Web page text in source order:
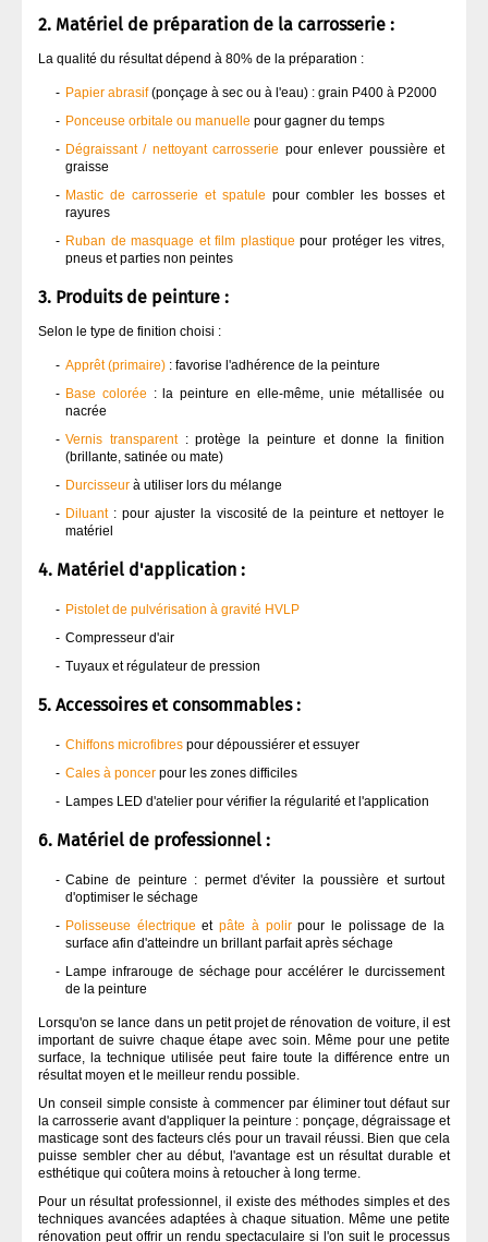
2. Matériel de préparation de la carrosserie :
La qualité du résultat dépend à 80% de la préparation :
Papier abrasif(ponçage à sec ou à l'eau) : grain P400 à P2000
Ponceuse orbitale ou manuelle pour gagner du temps
Dégraissant / nettoyant carrosserie pour enlever poussière et
graisse
Mastic de carrosserie et spatule pour combler les bosses et
rayures
Ruban de masquage et film plastique pour protéger les vitres,
pneus et parties non peintes
3. Produits de peinture :
Selon le type de finition choisi :
Apprêt (primaire) : favorise l'adhérence de la peinture
Base colorée : la peinture en elle-même, unie métallisée ou
nacrée
Vernis transparent: protège la peinture et donne la finition
(brillante, satinée ou mate)
Durcisseur à utiliser lors du mélange
Diluant : pour ajuster la viscosité de la peinture et nettoyer le
matériel
4. Matériel d'application :
Pistolet de pulvérisation à gravité HVLP
Compresseur d'air
Tuyaux et régulateur de pression
5. Accessoires et consommables :
Chiffons microfibres pour dépoussiérer et essuyer
Cales à poncer pour les zones difficiles
Lampes LED d'atelier pour vérifier la régularité et l'application
6. Matériel de professionnel :
Cabine de peinture : permet d'éviter la poussière et surtout
d'optimiser le séchage
Polisseuse électrique etpâte à polirpour le polissage de la
surface afin d'atteindre un brillant parfait après séchage
Lampe infrarouge de séchage pour accélérer le durcissement
de la peinture
Lorsqu'on se lance dans un petit projet de rénovation de voiture, il est
important de suivre chaque étape avec soin. Même pour une petite
surface, la technique utilisée peut faire toute la différence entre un
résultat moyen et le meilleur rendu possible.
Un conseil simple consiste à commencer par éliminer tout défaut sur
la carrosserie avant d'appliquer la peinture : ponçage, dégraissage et
masticage sont des facteurs clés pour un travail réussi. Bien que cela
puisse sembler cher au début, l'avantage est un résultat durable et
esthétique qui coûtera moins à retoucher à long terme.
Pour un résultat professionnel, il existe des méthodes simples et des
techniques avancées adaptées à chaque situation. Même une petite
rénovation peut offrir un rendu spectaculaire si l'on suit le processus